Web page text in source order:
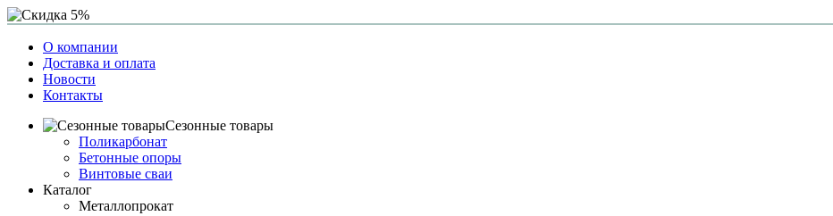
О компании
Доставка и оплата
Новости
Контакты
Сезонные товары
Поликарбонат
Бетонные опоры
Винтовые сваи
Каталог
Металлопрокат